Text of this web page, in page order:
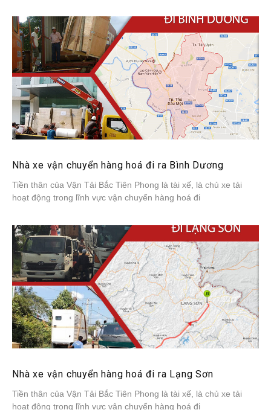
Nhà xe vận chuyển hàng hoá đi ra Bình Dương
Tiền thân của Vận Tải Bắc Tiên Phong là tài xế, là chủ xe tải
hoạt động trong lĩnh vực vận chuyển hàng hoá đi
Nhà xe vận chuyển hàng hoá đi ra Lạng Sơn
Tiền thân của Vận Tải Bắc Tiên Phong là tài xế, là chủ xe tải
hoạt động trong lĩnh vực vận chuyển hàng hoá đi